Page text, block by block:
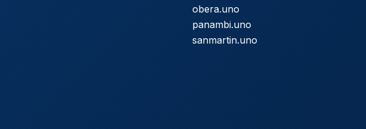
obera.uno
panambi.uno
sanmartin.uno